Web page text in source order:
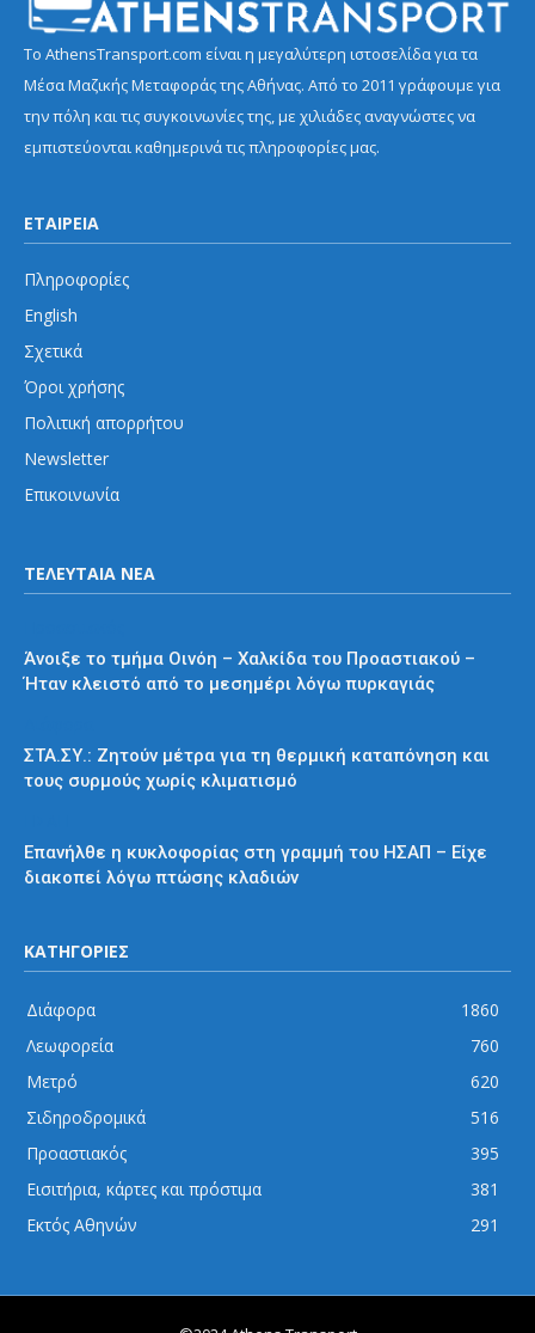
Το AthensTransport.com είναι η μεγαλύτερη ιστοσελίδα για τα
Μέσα Μαζικής Μεταφοράς της Αθήνας. Από το 2011 γράφουμε για
την πόλη και τις συγκοινωνίες της, με χιλιάδες αναγνώστες να
εμπιστεύονται καθημερινά τις πληροφορίες μας.
ΕΤΑΙΡΕΙΑ
Πληροφορίες
English
Σχετικά
Όροι χρήσης
Πολιτική απορρήτου
Newsletter
Επικοινωνία
ΤΕΛΕΥΤΑΙΑ ΝΕΑ
Άνοιξε το τμήμα Οινόη – Χαλκίδα του Προαστιακού –
Ήταν κλειστό από το μεσημέρι λόγω πυρκαγιάς
ΣΤΑ.ΣΥ.: Ζητούν μέτρα για τη θερμική καταπόνηση και
τους συρμούς χωρίς κλιματισμό
Επανήλθε η κυκλοφορίας στη γραμμή του ΗΣΑΠ – Είχε
διακοπεί λόγω πτώσης κλαδιών
ΚΑΤΗΓΟΡΙΕΣ
Διάφορα
1860
Λεωφορεία
760
Μετρό
620
Σιδηροδρομικά
516
Προαστιακός
395
Εισιτήρια, κάρτες και πρόστιμα
381
Εκτός Αθηνών
291